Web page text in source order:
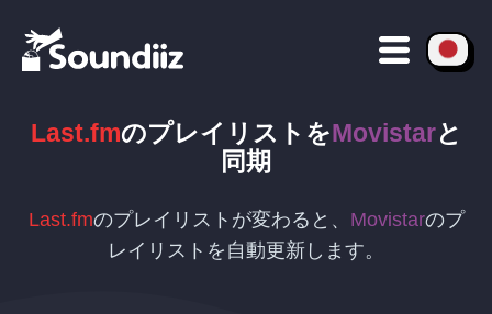
Last.fmのプレイリストをMovistarと
同期
Last.fmのプレイリストが変わると、 Movistarのプ
レイリストを自動更新します。